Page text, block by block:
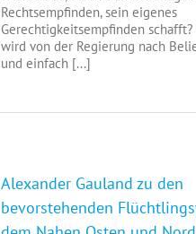
Rechtsempfinden, sein eigenes
Gerechtigkeitsempfinden
wird von der Regierung nach
und einfach [...]
Alexander Gauland zu den
bevorstehenden